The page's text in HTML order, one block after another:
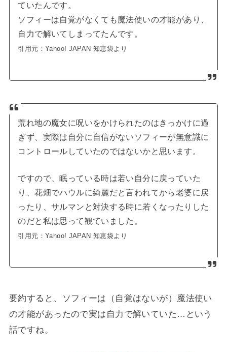
ていたんです。
ソフィーは自覚がなくても魔法使いの才能があり、
自力で解いてしまってたんです。
引用元：Yahoo! JAPAN 知恵袋より
荒れ地の魔女に呪いをかけられたのはきっかけに過
ぎず、実際は自分に自信がないソフィーが無意識に
コントロールしていたのではないかと思います。
ですので、眠っている時は若い自分に戻っていた
り、花畑でハウルに綺麗だと言われてから老婆に戻
ったり、サルマンと対決する時に若くなったりした
のだと私は思って観ていました。
引用元：Yahoo! JAPAN 知恵袋より
要約すると、ソフィーは（自覚はないが）魔法使い
の才能があったので実は自力で解いていた…という
話ですね。